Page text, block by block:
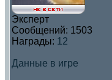
Эксперт
Сообщений: 1503
Награды: 12
Данные в игре